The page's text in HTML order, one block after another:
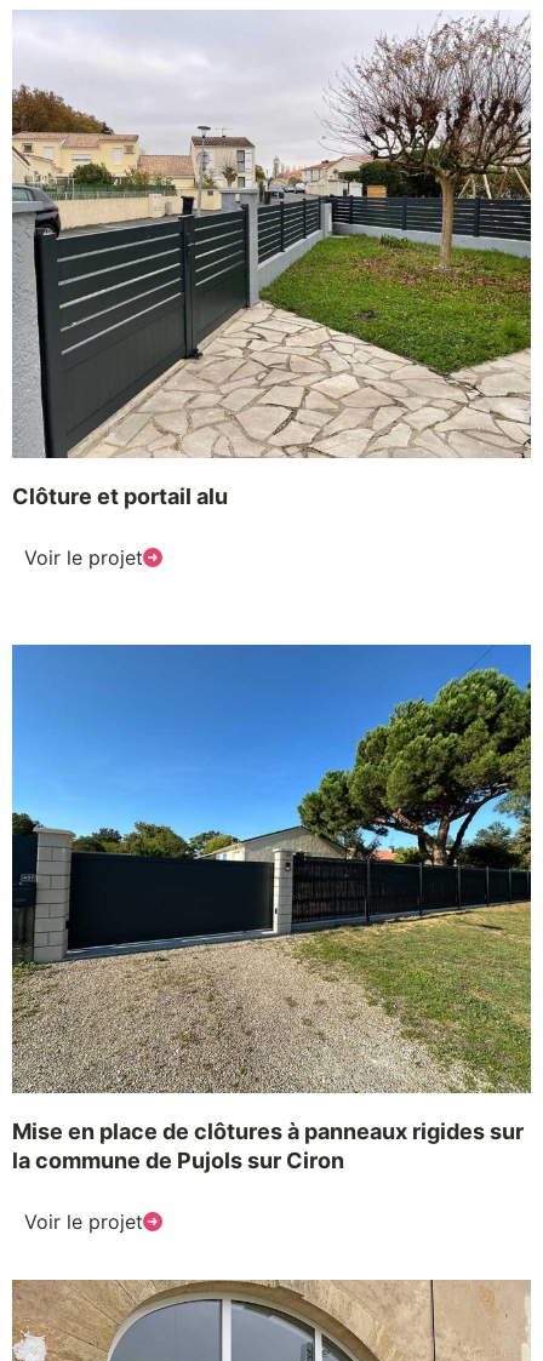
Clôture et portail alu
Voir le projet
Mise en place de clôtures à panneaux rigides sur
la commune de Pujols sur Ciron
Voir le projet